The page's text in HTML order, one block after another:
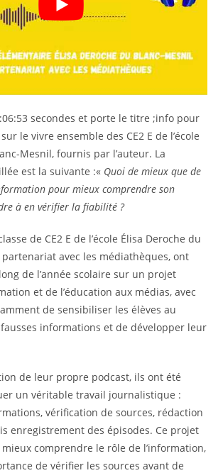
secondes et porte le titre ;info pour
le vivre ensemble des CE2 E de l’école
Mesnil, fournis par l’auteur. La
est la suivante :« Quoi de mieux que de
pour mieux comprendre son
à en vérifier la fiabilité ?
de CE2 E de l’école Élisa Deroche du
avec les médiathèques, ont
de l’année scolaire sur un projet
et de l’éducation aux médias, avec
de sensibiliser les élèves au
informations et de développer leur
de leur propre podcast, ils ont été
un véritable travail journalistique :
vérification de sources, rédaction
enregistrement des épisodes. Ce projet
comprendre le rôle de l’information,
de vérifier les sources avant de